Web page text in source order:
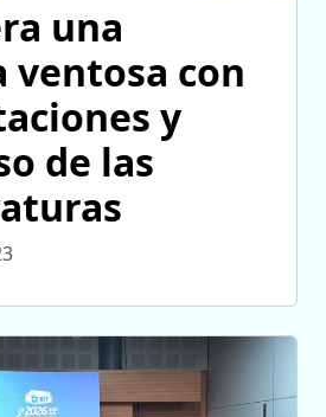
una
ventosa con
y
de las